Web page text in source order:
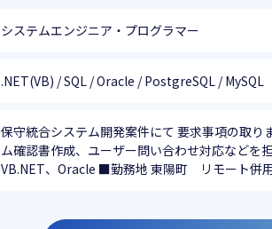
システムエンジニア・プログラマー
.NET(VB) / SQL / Oracle / PostgreSQL / MySQL
保守統合システム開発案件にて 要求事項の取り
ム確認書作成、ユーザー問い合わせ対応などを
VB.NET、Oracle ■勤務地 東陽町 リモート併